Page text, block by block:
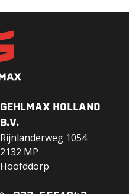
GEHLMAX HOLLAND
B.V.
Rijnlanderweg 1054
2132 MP
Hoofddorp